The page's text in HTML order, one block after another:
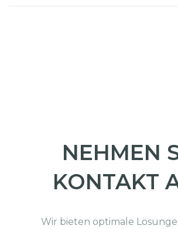
NEHMEN
KONTAKT
Wir bieten optimale